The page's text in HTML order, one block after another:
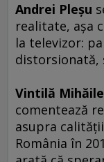
Andrei Pleşu
realitate, aşa
la televizor:
distorsionată,
Vintilă
comentează
asupra
România în